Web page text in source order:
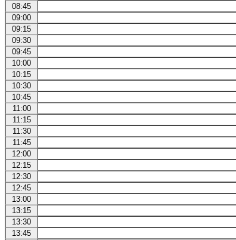
08:45
09:00
09:15
09:30
09:45
10:00
10:15
10:30
10:45
11:00
11:15
11:30
11:45
12:00
12:15
12:30
12:45
13:00
13:15
13:30
13:45